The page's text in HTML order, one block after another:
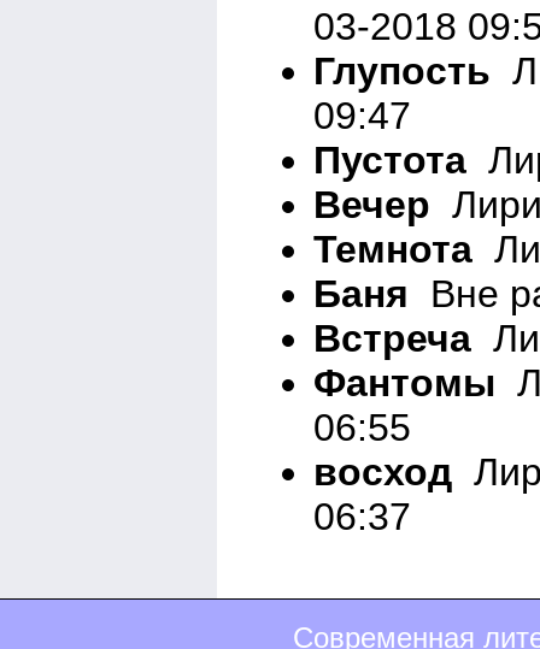
03-2018
Глупость
09:47
Пустота
Вечер
Темнота
Баня Вне
Встреча
Фантомы
06:55
восход
06:37
Современная